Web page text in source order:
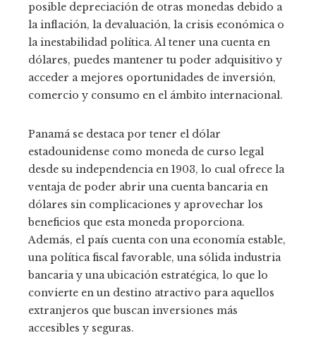
posible depreciación de otras monedas debido a
la inflación, la devaluación, la crisis económica o
la inestabilidad política. Al tener una cuenta en
dólares, puedes mantener tu poder adquisitivo y
acceder a mejores oportunidades de inversión,
comercio y consumo en el ámbito internacional.
Panamá se destaca por tener el dólar
estadounidense como moneda de curso legal
desde su independencia en 1903, lo cual ofrece la
ventaja de poder abrir una cuenta bancaria en
dólares sin complicaciones y aprovechar los
beneficios que esta moneda proporciona.
Además, el país cuenta con una economía estable,
una política fiscal favorable, una sólida industria
bancaria y una ubicación estratégica, lo que lo
convierte en un destino atractivo para aquellos
extranjeros que buscan inversiones más
accesibles y seguras.